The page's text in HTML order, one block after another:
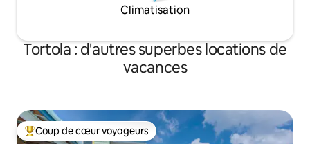
Climatisation
Tortola : d'autres superbes locations de
vacances
Coups de cœur voyageurs les plus appréciés
Coup de cœur voyageurs